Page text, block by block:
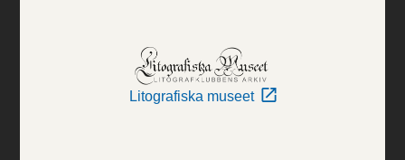
Litografiska museet